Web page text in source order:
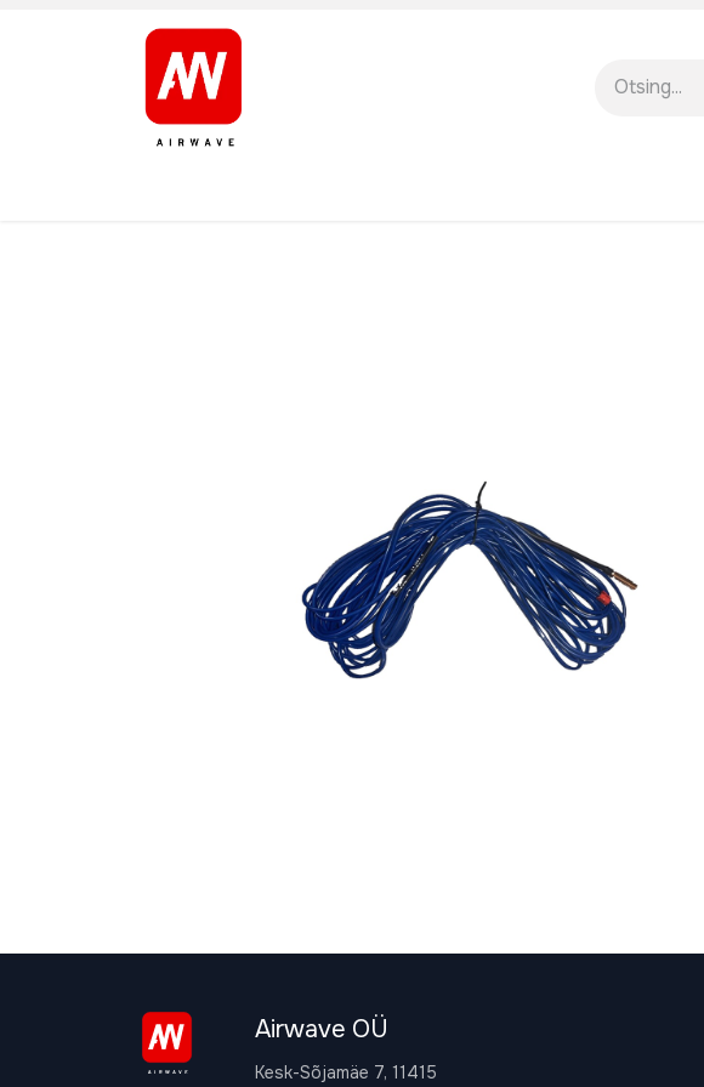
Airwave OÜ
Kesk-Sõjamäe 7, 11415